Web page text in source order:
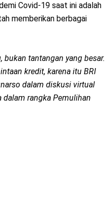
Covid-19 saat ini adalah
memberikan berbagai
tantangan yang besar.
kredit, karena itu BRI
dalam diskusi virtual
dalam rangka Pemulihan